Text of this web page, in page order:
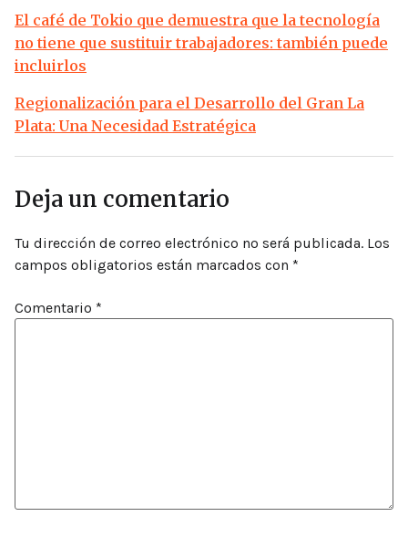
El café de Tokio que demuestra que la tecnología
no tiene que sustituir trabajadores: también puede
incluirlos
Regionalización para el Desarrollo del Gran La
Plata: Una Necesidad Estratégica
Deja un comentario
Tu dirección de correo electrónico no será publicada. Los
campos obligatorios están marcados con *
Comentario *